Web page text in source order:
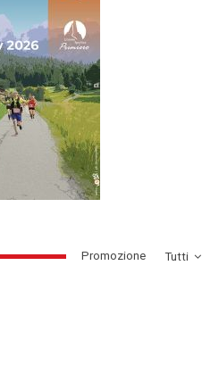
Tutti
­Promozione